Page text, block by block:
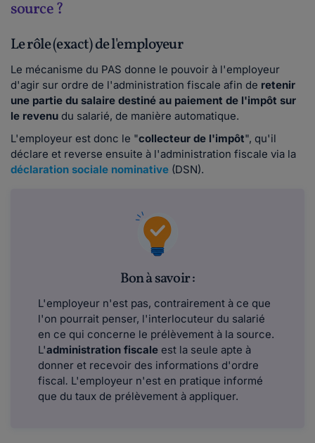
source ?
Le rôle (exact) de l'employeur
Le mécanisme du PAS donne le pouvoir à l'employeur
d'agir sur ordre de l'administration fiscale afin de retenir
une partie du salaire destiné au paiement de l'impôt sur
le revenu du salarié, de manière automatique.
L'employeur est donc le "collecteur de l'impôt", qu'il
déclare et reverse ensuite à l'administration fiscale via la
déclaration sociale nominative (DSN).
Bon à savoir :
L'employeur n'est pas, contrairement à ce que
l'on pourrait penser, l'interlocuteur du salarié
en ce qui concerne le prélèvement à la source.
L'administration fiscale est la seule apte à
donner et recevoir des informations d'ordre
fiscal. L'employeur n'est en pratique informé
que du taux de prélèvement à appliquer.